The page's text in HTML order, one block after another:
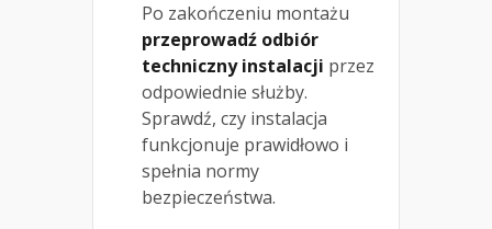
Po zakończeniu montażu
przeprowadź odbiór
techniczny instalacji przez
odpowiednie służby.
Sprawdź, czy instalacja
funkcjonuje prawidłowo i
spełnia normy
bezpieczeństwa.